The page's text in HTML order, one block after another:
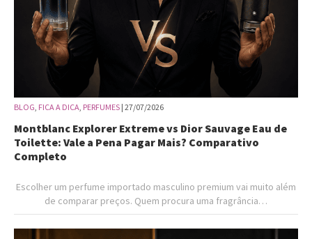
BLOG FICA A DICA PERFUMES | 27/07/2026
Montblanc Explorer Extreme vs Dior Sauvage Eau de
Toilette: Vale a Pena Pagar Mais? Comparativo
Completo
Escolher um perfume importado masculino premium vai muito além
de comparar preços. Quem procura uma fragrância…